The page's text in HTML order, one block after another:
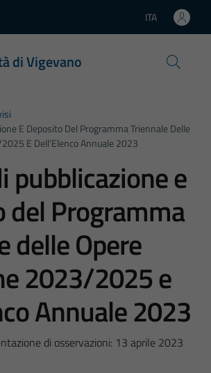
Lingua attiva:
ITA
di Vigevano
E Deposito Del Programma Triennale Delle
E Dell’Elenco Annuale 2023
pubblicazione e
del Programma
delle Opere
2023/2025 e
Annuale 2023
di osservazioni: 13 aprile 2023